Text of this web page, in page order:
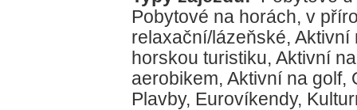
Pobytové na horách, v
relaxační/lázeňské, Aktivní
horskou turistiku, Aktivní
aerobikem, Aktivní na golf,
Plavby, Eurovíkendy,